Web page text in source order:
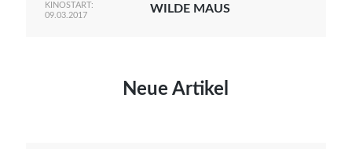
KINOSTART:
09.03.2017
WILDE MAUS
Neue Artikel